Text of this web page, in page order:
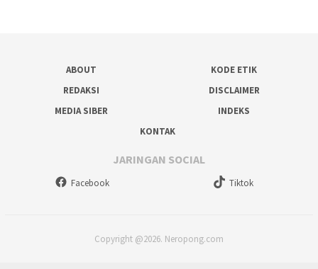
ABOUT
KODE ETIK
REDAKSI
DISCLAIMER
MEDIA SIBER
INDEKS
KONTAK
JARINGAN SOCIAL
Facebook Tiktok
Copyright @2026. Neropong.com